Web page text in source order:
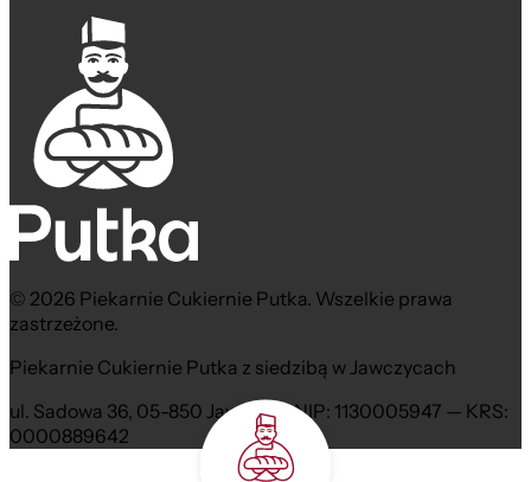
© 2026 Piekarnie Cukiernie Putka. Wszelkie prawa
zastrzeżone.
Piekarnie Cukiernie Putka z siedzibą w Jawczycach
ul. Sadowa 36, 05-850 Jawczyce NIP: 1130005947 — KRS:
0000889642